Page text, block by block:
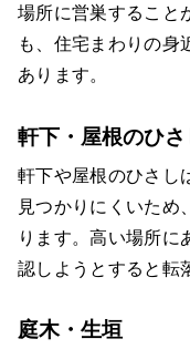
監修者情報
運営会社情報
まとめ
場所に営巣すること
も、住宅まわりの身
あります。
軒下・屋根のひさ
軒下や屋根のひさし
見つかりにくいため
ります。高い場所に
認しようとすると転
庭木・生垣